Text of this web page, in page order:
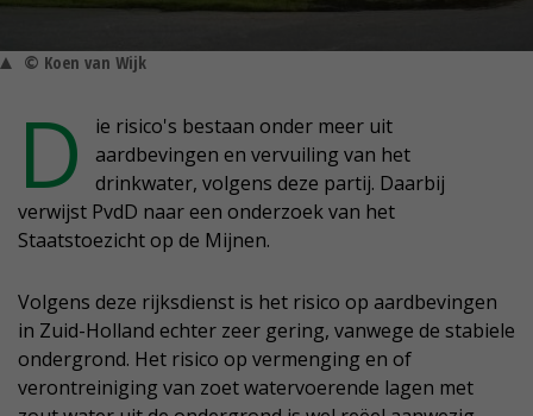
© Koen van Wijk
D
ie risico's bestaan onder meer uit
aardbevingen en vervuiling van het
drinkwater, volgens deze partij. Daarbij
verwijst PvdD naar een onderzoek van het
Staatstoezicht op de Mijnen.
Volgens deze rijksdienst is het risico op aardbevingen
in Zuid-Holland echter zeer gering, vanwege de stabiele
ondergrond. Het risico op vermenging en of
verontreiniging van zoet watervoerende lagen met